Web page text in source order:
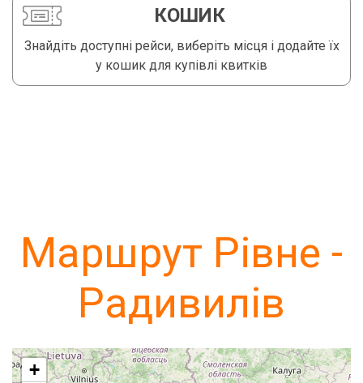
КОШИК
Знайдіть доступні рейси, виберіть місця і додайте їх
у кошик для купівлі квитків
Маршрут Рівне -
Радивилів
+